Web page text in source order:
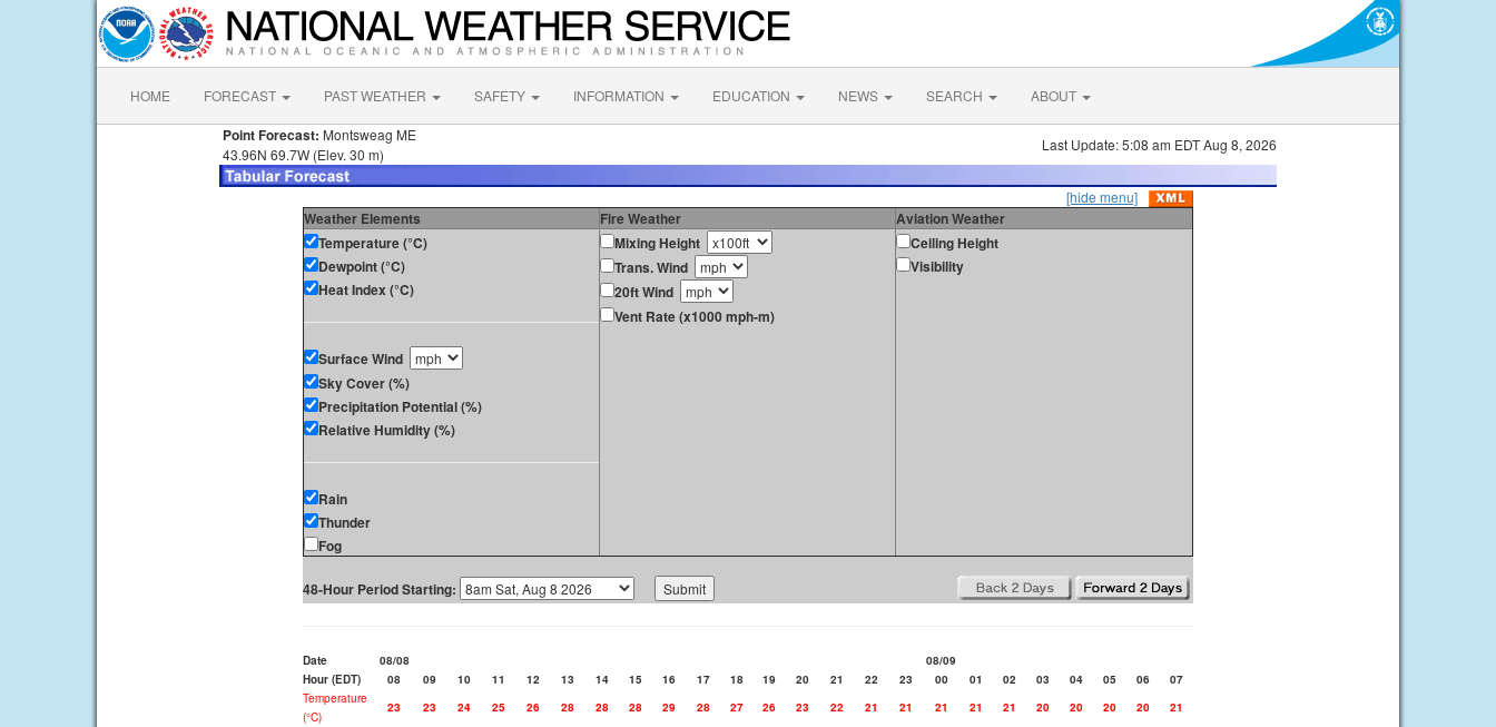
HOME FORECAST PAST WEATHER SAFETY INFORMATION EDUCATION NEWS SEARCH ABOUT
Point Forecast: Montsweag ME
43.96N 69.7W (Elev. 30 m)
Last Update: 5:08 am EDT Aug 8, 2026
[hide menu]
Weather Elements Fire Weather
Aviation Weather
Temperature (°C)
Dewpoint (°C)
Heat Index (°C)
Surface Wind
Sky Cover (%)
Precipitation Potential (%)
Relative Humidity (%)
Rain
Thunder
Fog
Mixing Height
Trans. Wind
20ft Wind
Vent Rate (x1000 mph-m)
Ceiling Height
Visibility
48-Hour Period Starting:
Date 08/08
08/09
Hour (EDT)
08 09 10 11 12 13 14 15 16 17 18 19 20 21 22 23 00 01 02 03 04 05 06
07
Temperature
(°C)
23 23 24 25 26 28 28 28 29 28 27 26 23 22 21 21 21 21 21 20 20 20 20
21